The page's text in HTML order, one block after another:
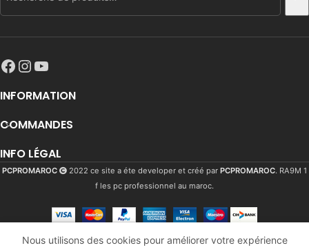
INFORMATION
COMMANDES
INFO LÉGAL
PCPROMAROC 2022 ce site a éte developer et créé par PCPROMAROC. RA9M 1
f les pc professionnel au maroc.
Nous utilisons des cookies pour améliorer votre expérience
MONITOR